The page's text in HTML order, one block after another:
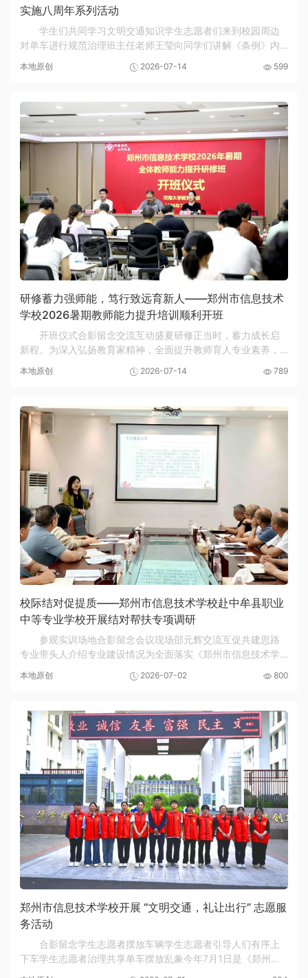
实施八周年系列活动
学生们共同学习文明交通知识学生志愿者们来到校园周边
对单车进行规范治理班主任老师王莹向同学们讲解《条例》内
为促进条例》实施八周年。7月1日至6日，郑州...
本地原创 2026-07-14 599
研修蓄力强师能，笃行致远育新人——郑州市信息技术
学校2026暑期教师能力提升培训顺利开班
开班仪式合影留念交流互动盛夏研修正当时，蓄力成长启
新程。为深入弘扬教育家精神，全面提升教师育人专业素养，7
班仪式在郑州师范学院隆重举行。河南大学教...
本地原创 2026-07-14 789
校际结对促提质——郑州市信息技术学校赴中牟县职业
中等专业学校开展结对帮扶专项调研
参观实训场地合影留念会议现场邵元辉交流互促共建思路
专业带头人介绍专业建设情况为全面落实《郑州市信息技术学
帮扶实施方案》工作部署，郑州市信息技术学校...
本地原创 2026-07-02 800
郑州市信息技术学校开展 “文明交通，礼让出行” 志愿服
务活动
合影留念学生志愿者摆放车辆学生志愿者引导人们有序上
下车学生志愿者治理共享单车摆放乱象今年7月1日是《郑州市